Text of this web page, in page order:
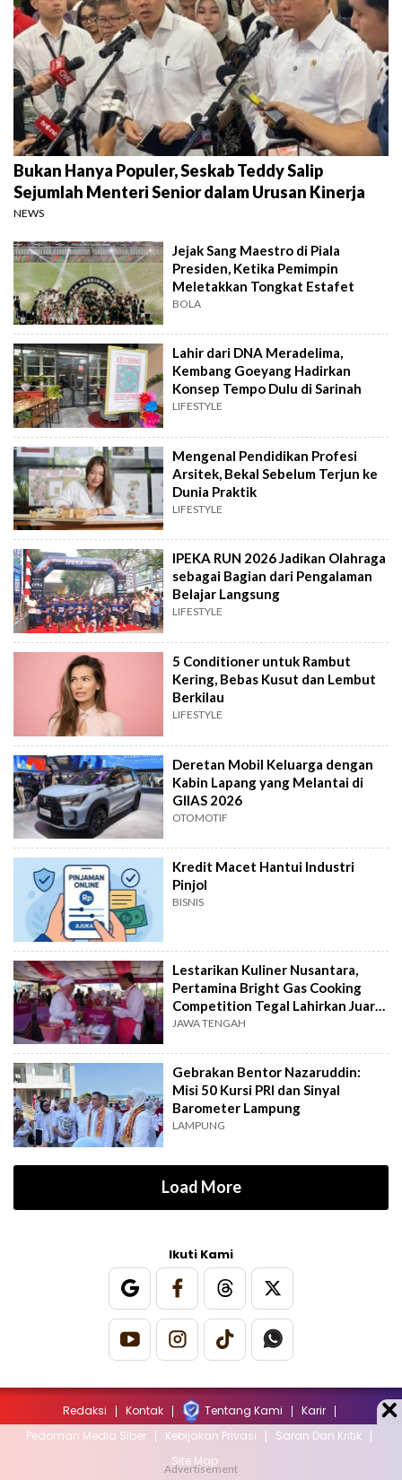
Bukan Hanya Populer, Seskab Teddy Salip
Sejumlah Menteri Senior dalam Urusan Kinerja
NEWS
Jejak Sang Maestro di Piala
Presiden, Ketika Pemimpin
Meletakkan Tongkat Estafet
BOLA
Lahir dari DNA Meradelima,
Kembang Goeyang Hadirkan
Konsep Tempo Dulu di Sarinah
LIFESTYLE
Mengenal Pendidikan Profesi
Arsitek, Bekal Sebelum Terjun ke
Dunia Praktik
LIFESTYLE
IPEKA RUN 2026 Jadikan Olahraga
sebagai Bagian dari Pengalaman
Belajar Langsung
LIFESTYLE
5 Conditioner untuk Rambut
Kering, Bebas Kusut dan Lembut
Berkilau
LIFESTYLE
Deretan Mobil Keluarga dengan
Kabin Lapang yang Melantai di
GIIAS 2026
OTOMOTIF
Kredit Macet Hantui Industri
Pinjol
BISNIS
Lestarikan Kuliner Nusantara,
Pertamina Bright Gas Cooking
Competition Tegal Lahirkan Juara
Baru
JAWA TENGAH
Gebrakan Bentor Nazaruddin:
Misi 50 Kursi PRI dan Sinyal
Barometer Lampung
LAMPUNG
Load More
Ikuti Kami
Redaksi Kontak Tentang Kami
Karir
Pedoman Media Siber
Kebijakan Privasi
Saran Dan Kritik
Site Map